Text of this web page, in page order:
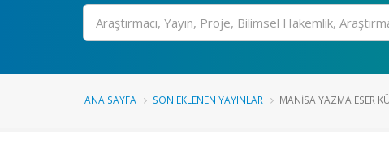
Ara
ANA SAYFA SON EKLENEN YAYINLAR MANİSA YAZMA ESER